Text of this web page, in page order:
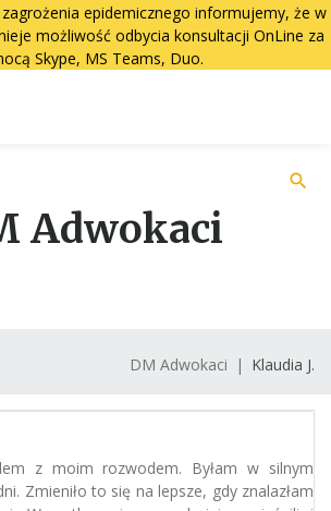
epidemicznego informujemy, że w
możliwość odbycia konsultacji OnLine za
Skype, MS Teams, Duo.
Adwokaci
search
DM Adwokaci | Klaudia J.
z moim rozwodem. Byłam w silnym
Zmieniło to się na lepsze, gdy znalazłam